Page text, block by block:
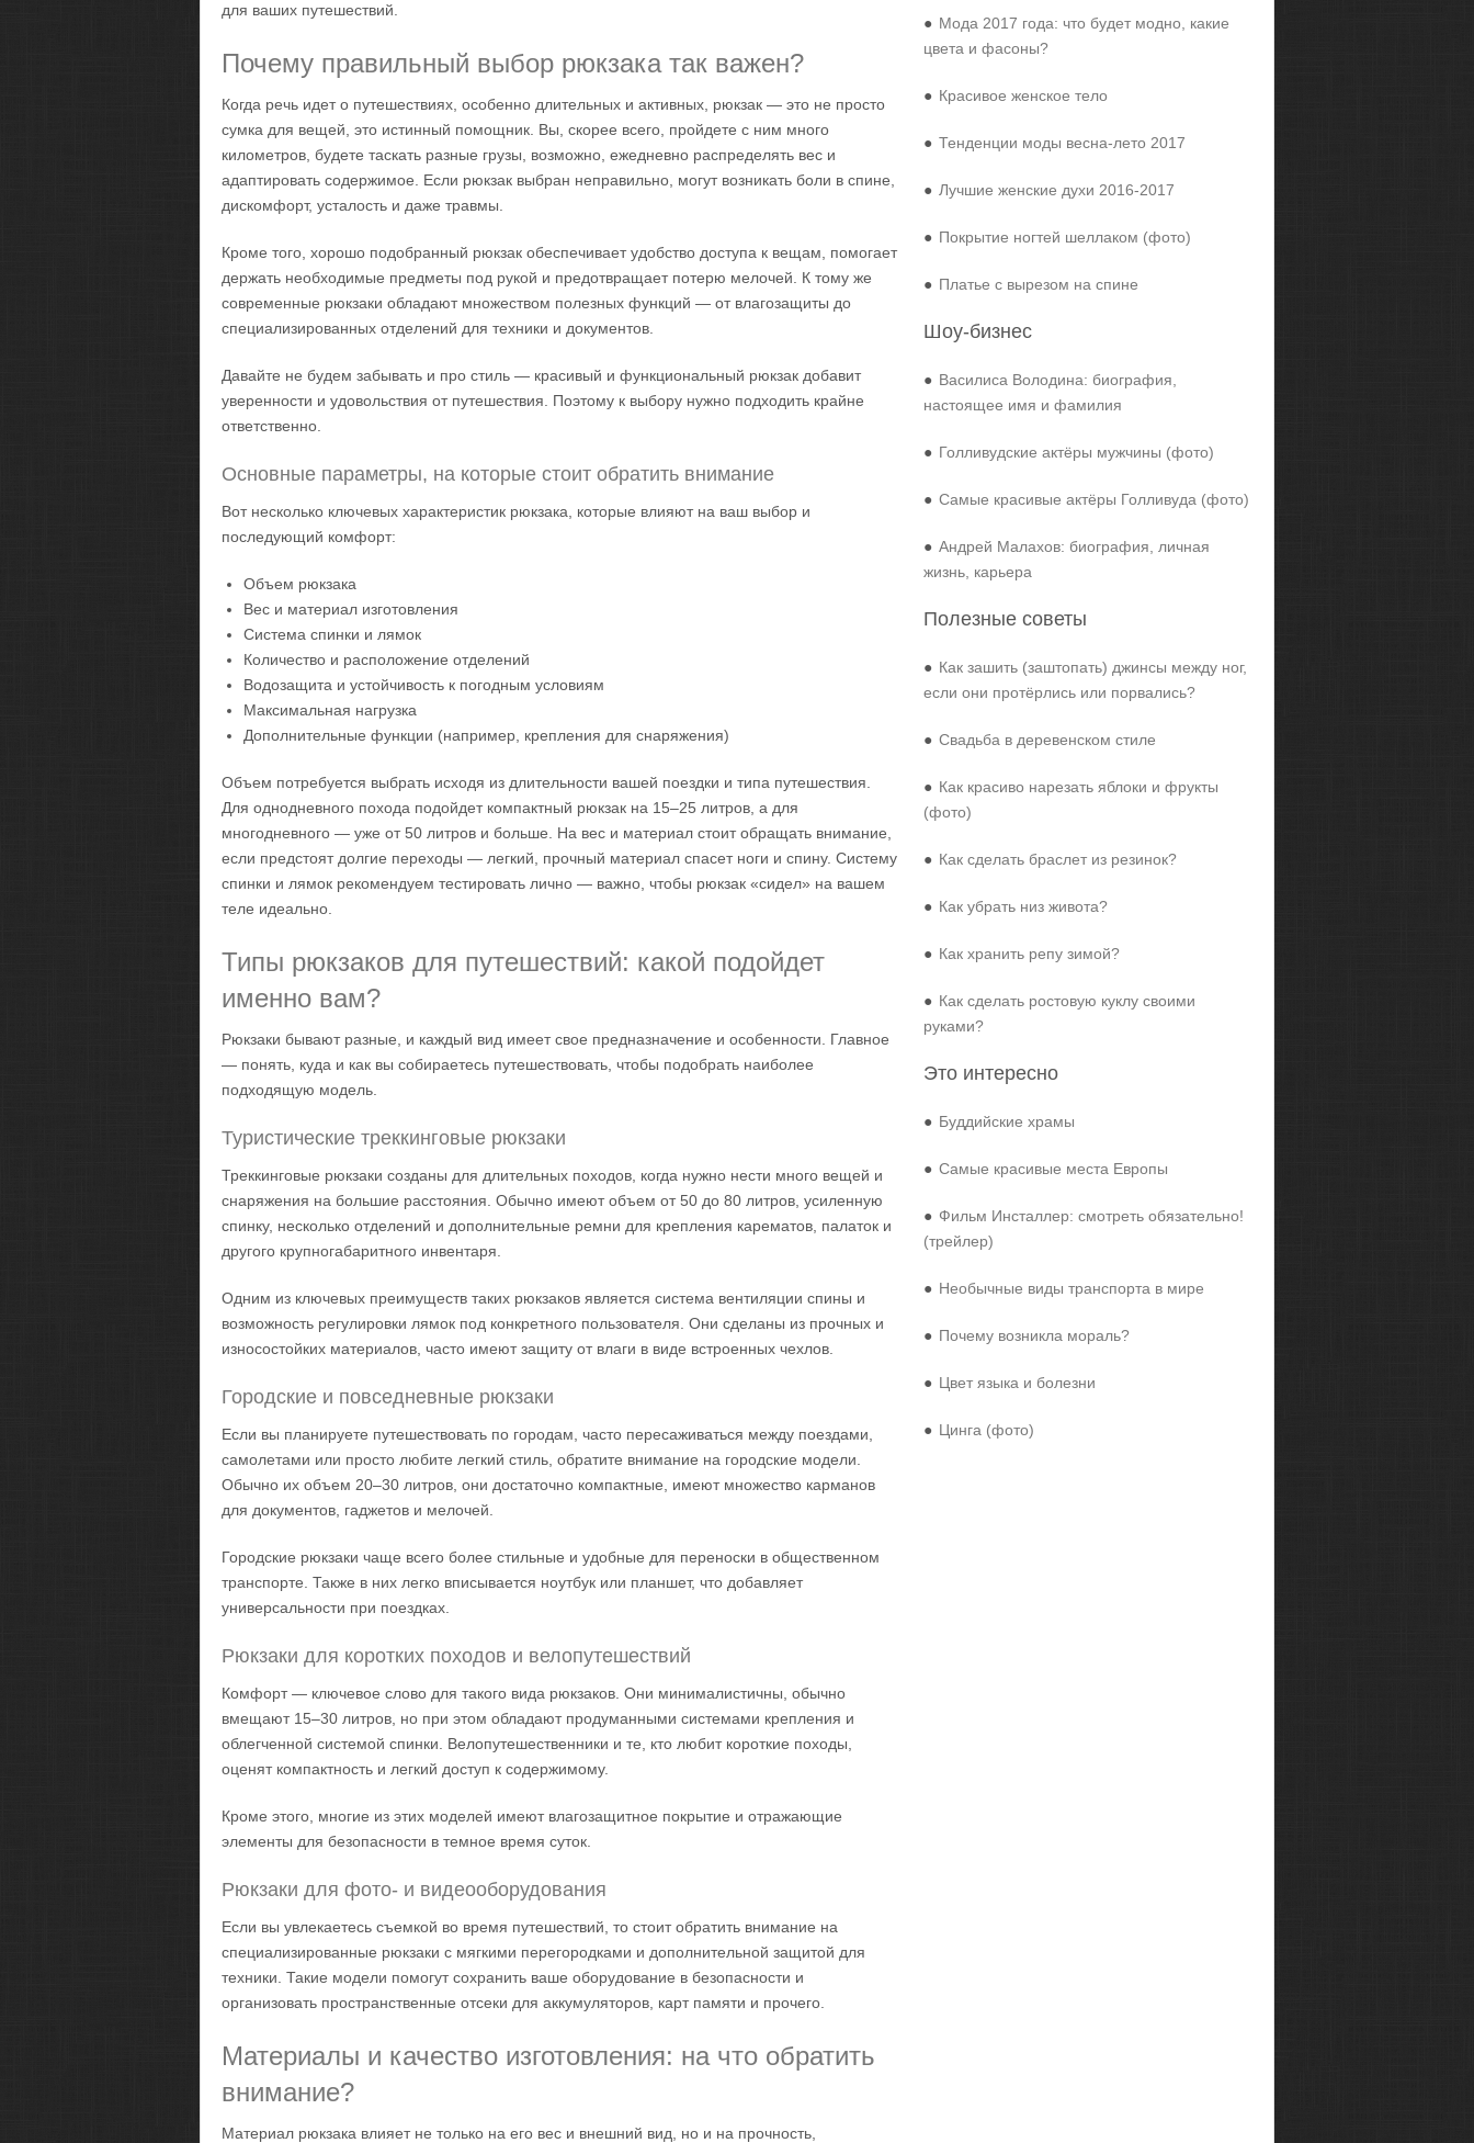
для ваших путешествий.
Почему правильный выбор рюкзака так важен?
Когда речь идет о путешествиях, особенно длительных и активных, рюкзак — это не просто
сумка для вещей, это истинный помощник. Вы, скорее всего, пройдете с ним много
километров, будете таскать разные грузы, возможно, ежедневно распределять вес и
адаптировать содержимое. Если рюкзак выбран неправильно, могут возникать боли в спине,
дискомфорт, усталость и даже травмы.
Кроме того, хорошо подобранный рюкзак обеспечивает удобство доступа к вещам, помогает
держать необходимые предметы под рукой и предотвращает потерю мелочей. К тому же
современные рюкзаки обладают множеством полезных функций — от влагозащиты до
специализированных отделений для техники и документов.
Давайте не будем забывать и про стиль — красивый и функциональный рюкзак добавит
уверенности и удовольствия от путешествия. Поэтому к выбору нужно подходить крайне
ответственно.
Основные параметры, на которые стоит обратить внимание
Вот несколько ключевых характеристик рюкзака, которые влияют на ваш выбор и
последующий комфорт:
Объем рюкзака
Вес и материал изготовления
Система спинки и лямок
Количество и расположение отделений
Водозащита и устойчивость к погодным условиям
Максимальная нагрузка
Дополнительные функции (например, крепления для снаряжения)
Объем потребуется выбрать исходя из длительности вашей поездки и типа путешествия.
Для однодневного похода подойдет компактный рюкзак на 15–25 литров, а для
многодневного — уже от 50 литров и больше. На вес и материал стоит обращать внимание,
если предстоят долгие переходы — легкий, прочный материал спасет ноги и спину. Систему
спинки и лямок рекомендуем тестировать лично — важно, чтобы рюкзак «сидел» на вашем
теле идеально.
Типы рюкзаков для путешествий: какой подойдет
именно вам?
Рюкзаки бывают разные, и каждый вид имеет свое предназначение и особенности. Главное
— понять, куда и как вы собираетесь путешествовать, чтобы подобрать наиболее
подходящую модель.
Туристические треккинговые рюкзаки
Треккинговые рюкзаки созданы для длительных походов, когда нужно нести много вещей и
снаряжения на большие расстояния. Обычно имеют объем от 50 до 80 литров, усиленную
спинку, несколько отделений и дополнительные ремни для крепления карематов, палаток и
другого крупногабаритного инвентаря.
Одним из ключевых преимуществ таких рюкзаков является система вентиляции спины и
возможность регулировки лямок под конкретного пользователя. Они сделаны из прочных и
износостойких материалов, часто имеют защиту от влаги в виде встроенных чехлов.
Городские и повседневные рюкзаки
Если вы планируете путешествовать по городам, часто пересаживаться между поездами,
самолетами или просто любите легкий стиль, обратите внимание на городские модели.
Обычно их объем 20–30 литров, они достаточно компактные, имеют множество карманов
для документов, гаджетов и мелочей.
Городские рюкзаки чаще всего более стильные и удобные для переноски в общественном
транспорте. Также в них легко вписывается ноутбук или планшет, что добавляет
универсальности при поездках.
Рюкзаки для коротких походов и велопутешествий
Комфорт — ключевое слово для такого вида рюкзаков. Они минималистичны, обычно
вмещают 15–30 литров, но при этом обладают продуманными системами крепления и
облегченной системой спинки. Велопутешественники и те, кто любит короткие походы,
оценят компактность и легкий доступ к содержимому.
Кроме этого, многие из этих моделей имеют влагозащитное покрытие и отражающие
элементы для безопасности в темное время суток.
Рюкзаки для фото- и видеооборудования
Если вы увлекаетесь съемкой во время путешествий, то стоит обратить внимание на
специализированные рюкзаки с мягкими перегородками и дополнительной защитой для
техники. Такие модели помогут сохранить ваше оборудование в безопасности и
организовать пространственные отсеки для аккумуляторов, карт памяти и прочего.
Материалы и качество изготовления: на что обратить
внимание?
Материал рюкзака влияет не только на его вес и внешний вид, но и на прочность,
● Мода 2017 года: что будет модно, какие
цвета и фасоны?
● Красивое женское тело
● Тенденции моды весна-лето 2017
● Лучшие женские духи 2016-2017
● Покрытие ногтей шеллаком (фото)
● Платье с вырезом на спине
Шоу-бизнес
● Василиса Володина: биография,
настоящее имя и фамилия
● Голливудские актёры мужчины (фото)
● Самые красивые актёры Голливуда (фото)
● Андрей Малахов: биография, личная
жизнь, карьера
Полезные советы
● Как зашить (заштопать) джинсы между ног,
если они протёрлись или порвались?
● Свадьба в деревенском стиле
● Как красиво нарезать яблоки и фрукты
(фото)
● Как сделать браслет из резинок?
● Как убрать низ живота?
● Как хранить репу зимой?
● Как сделать ростовую куклу своими
руками?
Это интересно
● Буддийские храмы
● Самые красивые места Европы
● Фильм Инсталлер: смотреть обязательно!
(трейлер)
● Необычные виды транспорта в мире
● Почему возникла мораль?
● Цвет языка и болезни
● Цинга (фото)